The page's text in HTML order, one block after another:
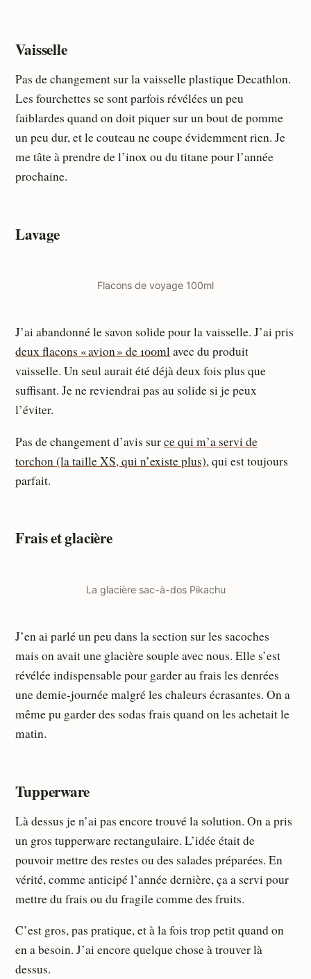
Vaisselle
Pas de changement sur la vaisselle plastique Decathlon.
Les fourchettes se sont parfois révélées un peu
faiblardes quand on doit piquer sur un bout de pomme
un peu dur, et le couteau ne coupe évidemment rien. Je
me tâte à prendre de l’inox ou du titane pour l’année
prochaine.
Lavage
Flacons de voyage 100ml
J’ai abandonné le savon solide pour la vaisselle. J’ai pris
deux flacons « avion » de 100mlavec du produit
vaisselle. Un seul aurait été déjà deux fois plus que
suffisant. Je ne reviendrai pas au solide si je peux
l’éviter.
Pas de changement d’avis surce qui m’a servi de
torchon (la taille XS, qui n’existe plus), qui est toujours
parfait.
Frais et glacière
La glacière sac-à-dos Pikachu
J’en ai parlé un peu dans la section sur les sacoches
mais on avait une glacière souple avec nous. Elle s’est
révélée indispensable pour garder au frais les denrées
une demie-journée malgré les chaleurs écrasantes. On a
même pu garder des sodas frais quand on les achetait le
matin.
Tupperware
Là dessus je n’ai pas encore trouvé la solution. On a pris
un gros tupperware rectangulaire. L’idée était de
pouvoir mettre des restes ou des salades préparées. En
vérité, comme anticipé l’année dernière, ça a servi pour
mettre du frais ou du fragile comme des fruits.
C’est gros, pas pratique, et à la fois trop petit quand on
en a besoin. J’ai encore quelque chose à trouver là
dessus.